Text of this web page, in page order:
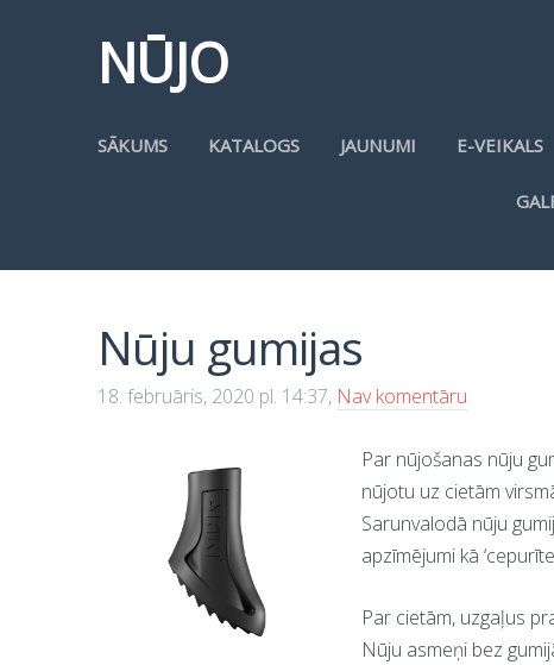
NŪJO
SĀKUMS KATALOGS JAUNUMI E-VEIKALS
Nūju gumijas
18. februāris, 2020 pl. 14:37, Nav komentāru
Par nūjošanas nūju
nūjotu uz cietām
Sarunvalodā nūju
apzīmējumi kā
Par cietām, uzgaļus
Nūju asmeņi bez